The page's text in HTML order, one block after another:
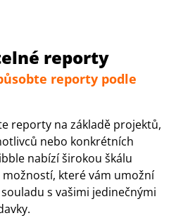
reporty
reporty podle
reporty na základě projektů,
nebo konkrétních
nabízí širokou škálu
které vám umožní
s vašimi jedinečnými